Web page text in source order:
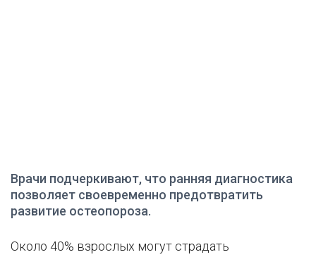
Врачи подчеркивают, что ранняя диагностика
позволяет своевременно предотвратить
развитие остеопороза.
Около 40% взрослых могут страдать